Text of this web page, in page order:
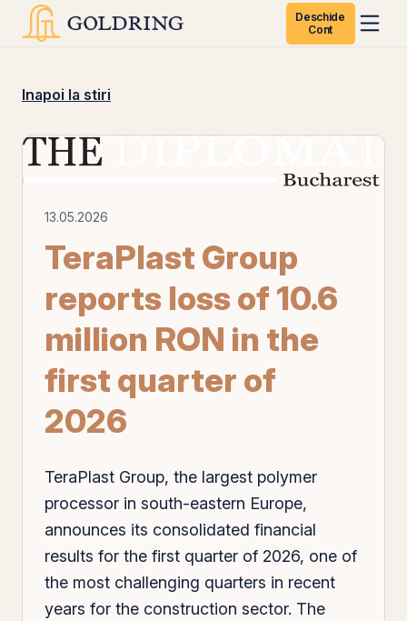
Deschide
Cont
Inapoi la stiri
13.05.2026
TeraPlast Group
reports loss of 10.6
million RON in the
first quarter of
2026
TeraPlast Group, the largest polymer
processor in south-eastern Europe,
announces its consolidated financial
results for the first quarter of 2026, one of
the most challenging quarters in recent
years for the construction sector. The